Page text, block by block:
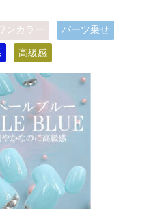
ンカラー パーツ乗せ
高級感